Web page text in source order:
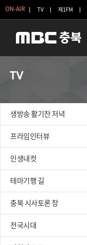
ON-AIR TV 제1FM
TV
생방송 활기찬 저녁
프라임인터뷰
인생내컷
테마기행 길
충북 시사토론 창
전국시대